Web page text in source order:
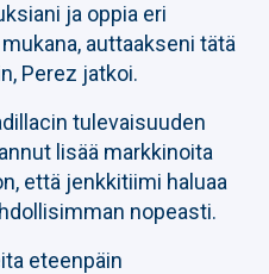
ja oppia eri
auttaakseni tätä
Perez jatkoi.
tulevaisuuden
lisää markkinoita
että jenkkitiimi haluaa
nopeasti.
eteenpäin